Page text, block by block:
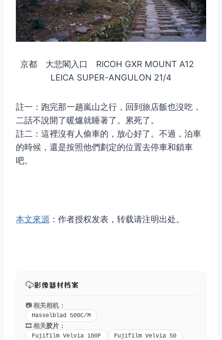
京都 大悲閣入口 RICOH GXR MOUNT A12
LEICA SUPER-ANGULON 21/4
註一：跑完那一趟嵐山之行，回到旅店飯也沒吃，
二話不說開了暖爐就睡著了。累死了。
註二：這裡沒有人偷車的，放心好了。不過，泊車
的時候，還是按照他們劃定的位置去停車和鎖車
吧。
本文來源 ：作者授权发表，转载请注明出处。
影像器材档案
📷 相关相机：
Hasselblad 500C/M
🎞️ 相关胶片 ：
Fujifilm Velvia 100F Fujifilm Velvia 50